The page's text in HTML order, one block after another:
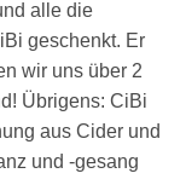
alle die
geschenkt. Er
wir uns über 2
Übrigens: CiBi
aus Cider und
und -gesang